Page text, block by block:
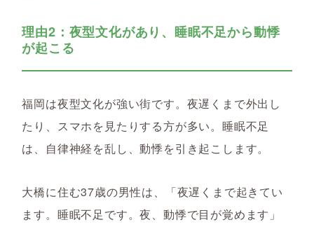
理由2：夜型文化があり、睡眠不足から動悸
が起こる
福岡は夜型文化が強い街です。夜遅くまで外出し
たり、スマホを見たりする方が多い。睡眠不足
は、自律神経を乱し、動悸を引き起こします。
大橋に住む37歳の男性は、「夜遅くまで起きてい
ます。睡眠不足です。夜、動悸で目が覚めます」